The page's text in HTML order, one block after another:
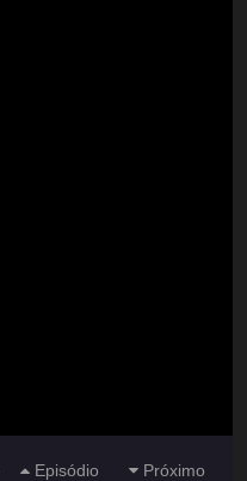
Episódio
Próximo